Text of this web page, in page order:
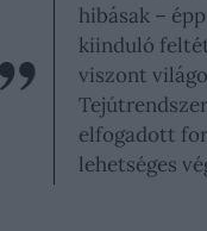
hibásak –
kiinduló
viszont
elfogadott
lehetséges